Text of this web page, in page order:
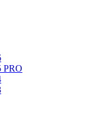
PRO